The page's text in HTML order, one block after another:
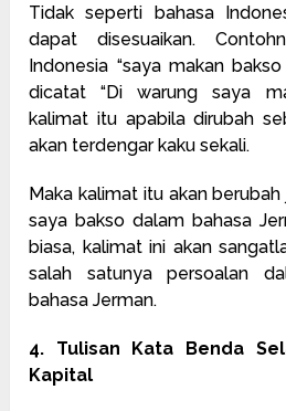
Tidak seperti bahasa
dapat disesuaikan.
Indonesia “saya makan
dicatat “Di warung saya
kalimat itu apabila dirubah
akan terdengar kaku sekali.
Maka kalimat itu akan
saya bakso dalam bahasa
biasa, kalimat ini akan
salah satunya persoalan
bahasa Jerman.
4. Tulisan Kata Benda
Kapital